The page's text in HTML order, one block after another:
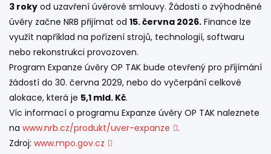
3 roky od uzavření úvěrové smlouvy. Žádosti o zvýhodněné
úvěry začne NRB přijímat od 15. června 2026. Finance lze
využít například na pořízení strojů, technologií, softwaru
nebo rekonstrukci provozoven.
Program Expanze úvěry OP TAK bude otevřený pro příjímání
žádostí do 30. června 2029, nebo do vyčerpání celkové
alokace, která je 5,1 mld. Kč.
Víc informací o programu Expanze úvěry OP TAK naleznete
na www.nrb.cz/produkt/uver-expanze
.
Zdroj: www.mpo.gov.cz